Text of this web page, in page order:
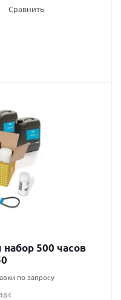
Сравнить
500 часов
по запросу